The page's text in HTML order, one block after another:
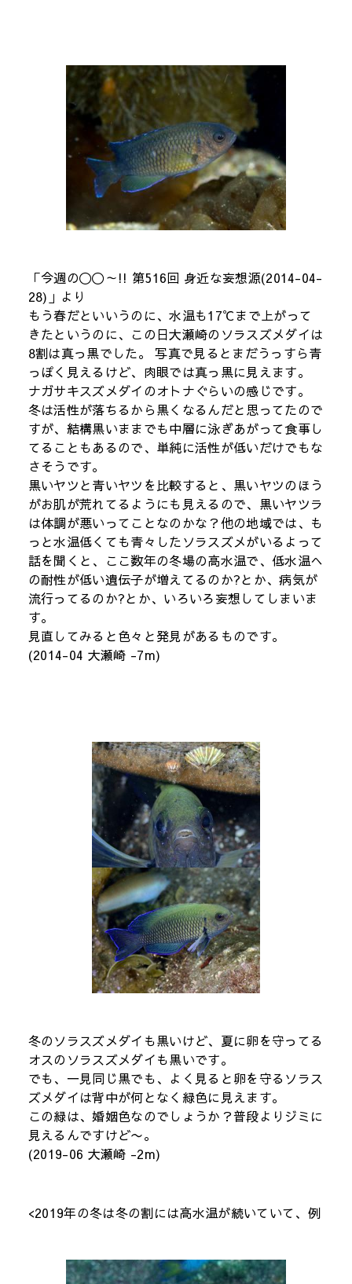
「今週の〇〇～!! 第516回 身近な妄想源(2014-04-
28)」より
もう春だといいうのに、水温も17℃まで上がって
きたというのに、この日大瀬崎のソラスズメダイは
8割は真っ黒でした。 写真で見るとまだうっすら青
っぽく見えるけど、肉眼では真っ黒に見えます。
ナガサキスズメダイのオトナぐらいの感じです。
冬は活性が落ちるから黒くなるんだと思ってたので
すが、結構黒いままでも中層に泳ぎあがって食事し
てることもあるので、単純に活性が低いだけでもな
さそうです。
黒いヤツと青いヤツを比較すると、黒いヤツのほう
がお肌が荒れてるようにも見えるので、黒いヤツラ
は体調が悪いってことなのかな？他の地域では、も
っと水温低くても青々したソラスズメがいるよって
話を聞くと、ここ数年の冬場の高水温で、低水温へ
の耐性が低い遺伝子が増えてるのか?とか、病気が
流行ってるのか?とか、いろいろ妄想してしまいま
す。
見直してみると色々と発見があるものです。
(2014-04 大瀬崎 -7m)
冬のソラスズメダイも黒いけど、夏に卵を守ってる
オスのソラスズメダイも黒いです。
でも、一見同じ黒でも、よく見ると卵を守るソラス
ズメダイは背中が何となく緑色に見えます。
この緑は、婚姻色なのでしょうか？普段よりジミに
見えるんですけど〜。
(2019-06 大瀬崎 -2m)
<2019年の冬は冬の割には高水温が続いていて、例